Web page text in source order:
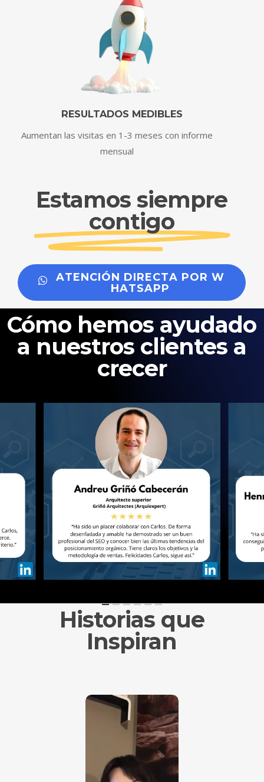
RESULTADOS MEDIBLES
Aumentan las visitas en 1-3 meses con informe
mensual
Estamos siempre
contigo
ATENCIÓN DIRECTA POR W
HATSAPP
Cómo hemos ayudado
a nuestros clientes a
crecer
Historias que
Inspiran